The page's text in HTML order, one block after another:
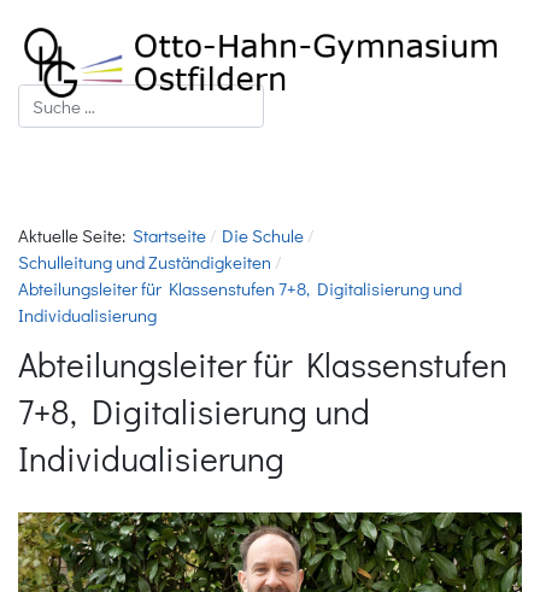
Suchen
Aktuelle Seite: Startseite
Die Schule
Schulleitung und Zuständigkeiten
Abteilungsleiter für Klassenstufen 7+8, Digitalisierung und
Individualisierung
Abteilungsleiter für Klassenstufen
7+8, Digitalisierung und
Individualisierung